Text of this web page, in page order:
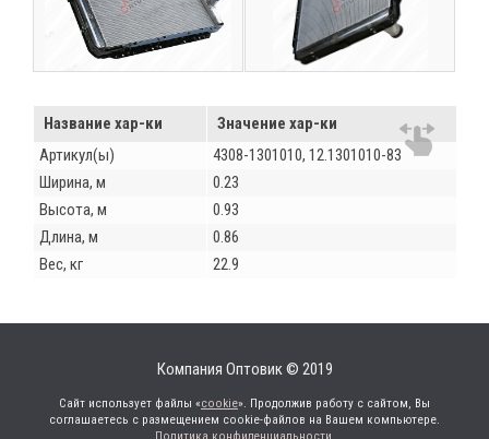
Название хар-ки
Значение хар-ки
Артикул(ы)
4308-1301010, 12.1301010-83
Ширина, м
0.23
Высота, м
0.93
Длина, м
0.86
Вес, кг
22.9
Компания Оптовик © 2019
Сайт использует файлы «cookie». Продолжив работу с сайтом, Вы
соглашаетесь с размещением cookie-файлов на Вашем компьютере.
Политика конфиденциальности